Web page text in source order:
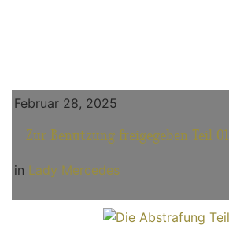
Februar 28, 2025
Zur Benutzung freigegeben Teil 01
in Lady Mercedes